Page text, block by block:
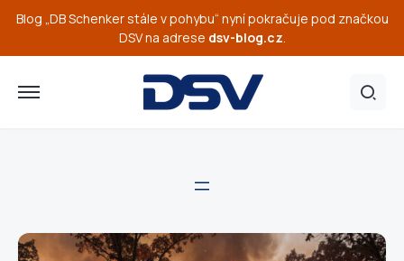
Blog „DB Schenker stále v pohybu“ nyní pokračuje pod značkou
DSV na adrese dsv-blog.cz.